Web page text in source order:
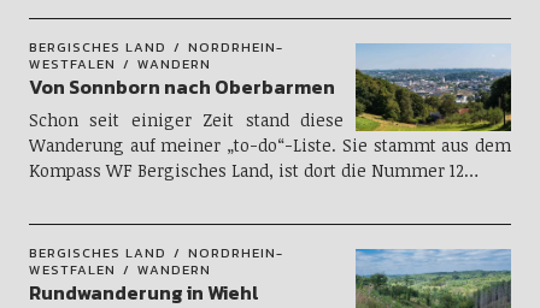
BERGISCHES LAND
NORDRHEIN-
WESTFALEN
WANDERN
Von Sonnborn nach Oberbarmen
Schon seit einiger Zeit stand diese
Wanderung auf meiner „to-do“-Liste. Sie stammt aus dem
Kompass WF Bergisches Land, ist dort die Nummer 12…
BERGISCHES LAND
NORDRHEIN-
WESTFALEN
WANDERN
Rundwanderung in Wiehl